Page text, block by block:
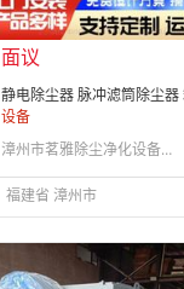
面议
静电除尘器 脉冲滤筒除尘器
设备
漳州市茗雅除尘净化设备有限公司
福建省 漳州市